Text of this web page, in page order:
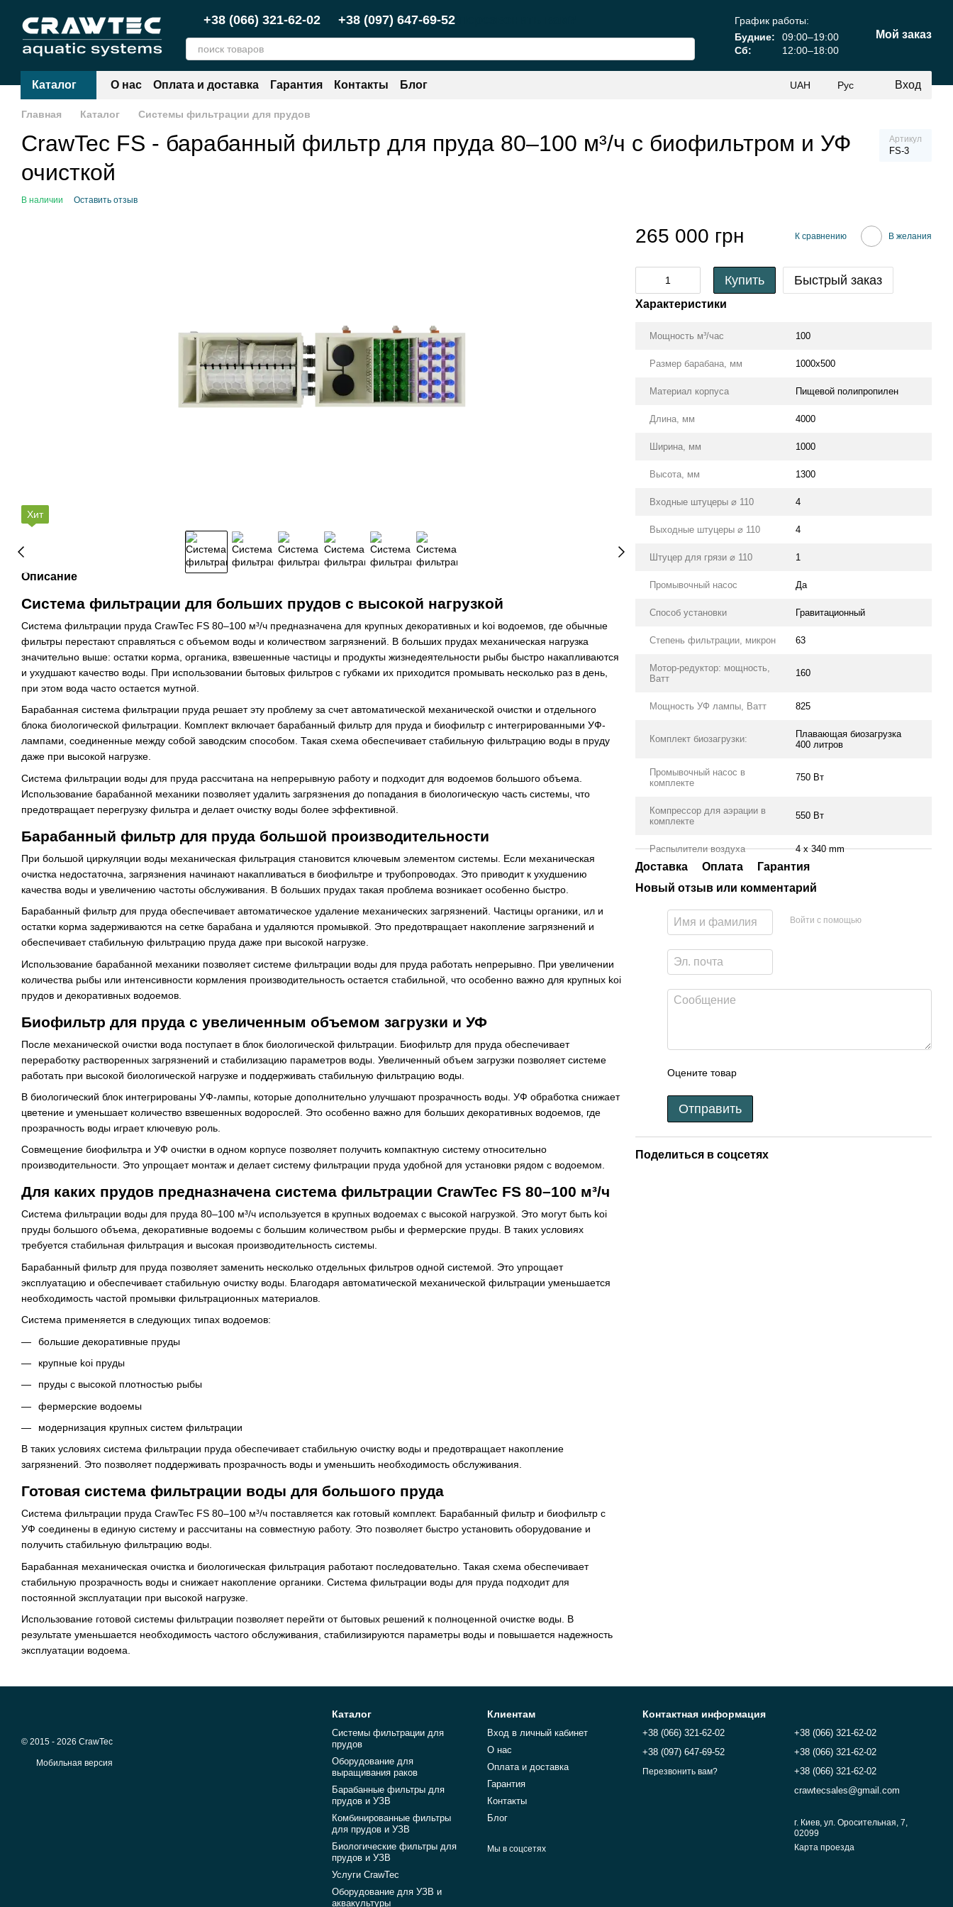
+38 (066) 321-62-02 +38 (097) 647-69-52
График работы:
Будние:
09:00–19:00
Сб:
12:00–18:00
Мой заказ
Каталог О нас Оплата и доставка Гарантия Контакты Блог UAH Рус Вход
Главная Каталог Системы фильтрации для прудов
CrawTec FS - барабанный фильтр для пруда 80–100 м³/ч с биофильтром и УФ
очисткой
Артикул
FS-3
В наличии Оставить отзыв
Хит
Описание
Система фильтрации для больших прудов с высокой нагрузкой
Система фильтрации пруда CrawTec FS 80–100 м³/ч предназначена для крупных декоративных и koi водоемов, где обычные
фильтры перестают справляться с объемом воды и количеством загрязнений. В больших прудах механическая нагрузка
значительно выше: остатки корма, органика, взвешенные частицы и продукты жизнедеятельности рыбы быстро накапливаются
и ухудшают качество воды. При использовании бытовых фильтров с губками их приходится промывать несколько раз в день,
при этом вода часто остается мутной.
Барабанная система фильтрации пруда решает эту проблему за счет автоматической механической очистки и отдельного
блока биологической фильтрации. Комплект включает барабанный фильтр для пруда и биофильтр с интегрированными УФ-
лампами, соединенные между собой заводским способом. Такая схема обеспечивает стабильную фильтрацию воды в пруду
даже при высокой нагрузке.
Система фильтрации воды для пруда рассчитана на непрерывную работу и подходит для водоемов большого объема.
Использование барабанной механики позволяет удалить загрязнения до попадания в биологическую часть системы, что
предотвращает перегрузку фильтра и делает очистку воды более эффективной.
Барабанный фильтр для пруда большой производительности
При большой циркуляции воды механическая фильтрация становится ключевым элементом системы. Если механическая
очистка недостаточна, загрязнения начинают накапливаться в биофильтре и трубопроводах. Это приводит к ухудшению
качества воды и увеличению частоты обслуживания. В больших прудах такая проблема возникает особенно быстро.
Барабанный фильтр для пруда обеспечивает автоматическое удаление механических загрязнений. Частицы органики, ил и
остатки корма задерживаются на сетке барабана и удаляются промывкой. Это предотвращает накопление загрязнений и
обеспечивает стабильную фильтрацию пруда даже при высокой нагрузке.
Использование барабанной механики позволяет системе фильтрации воды для пруда работать непрерывно. При увеличении
количества рыбы или интенсивности кормления производительность остается стабильной, что особенно важно для крупных koi
прудов и декоративных водоемов.
Биофильтр для пруда с увеличенным объемом загрузки и УФ
После механической очистки вода поступает в блок биологической фильтрации. Биофильтр для пруда обеспечивает
переработку растворенных загрязнений и стабилизацию параметров воды. Увеличенный объем загрузки позволяет системе
работать при высокой биологической нагрузке и поддерживать стабильную фильтрацию воды.
В биологический блок интегрированы УФ-лампы, которые дополнительно улучшают прозрачность воды. УФ обработка снижает
цветение и уменьшает количество взвешенных водорослей. Это особенно важно для больших декоративных водоемов, где
прозрачность воды играет ключевую роль.
Совмещение биофильтра и УФ очистки в одном корпусе позволяет получить компактную систему относительно
производительности. Это упрощает монтаж и делает систему фильтрации пруда удобной для установки рядом с водоемом.
Для каких прудов предназначена система фильтрации CrawTec FS 80–100 м³/ч
Система фильтрации воды для пруда 80–100 м³/ч используется в крупных водоемах с высокой нагрузкой. Это могут быть koi
пруды большого объема, декоративные водоемы с большим количеством рыбы и фермерские пруды. В таких условиях
требуется стабильная фильтрация и высокая производительность системы.
Барабанный фильтр для пруда позволяет заменить несколько отдельных фильтров одной системой. Это упрощает
эксплуатацию и обеспечивает стабильную очистку воды. Благодаря автоматической механической фильтрации уменьшается
необходимость частой промывки фильтрационных материалов.
Система применяется в следующих типах водоемов:
большие декоративные пруды
крупные koi пруды
пруды с высокой плотностью рыбы
фермерские водоемы
модернизация крупных систем фильтрации
В таких условиях система фильтрации пруда обеспечивает стабильную очистку воды и предотвращает накопление
загрязнений. Это позволяет поддерживать прозрачность воды и уменьшить необходимость обслуживания.
Готовая система фильтрации воды для большого пруда
Система фильтрации пруда CrawTec FS 80–100 м³/ч поставляется как готовый комплект. Барабанный фильтр и биофильтр с
УФ соединены в единую систему и рассчитаны на совместную работу. Это позволяет быстро установить оборудование и
получить стабильную фильтрацию воды.
Барабанная механическая очистка и биологическая фильтрация работают последовательно. Такая схема обеспечивает
стабильную прозрачность воды и снижает накопление органики. Система фильтрации воды для пруда подходит для
постоянной эксплуатации при высокой нагрузке.
Использование готовой системы фильтрации позволяет перейти от бытовых решений к полноценной очистке воды. В
результате уменьшается необходимость частого обслуживания, стабилизируются параметры воды и повышается надежность
эксплуатации водоема.
265 000 грн К сравнению В желания
Купить Быстрый заказ
Характеристики
Мощность м³/час 100
Размер барабана, мм 1000x500
Материал корпуса Пищевой полипропилен
Длина, мм 4000
Ширина, мм 1000
Высота, мм 1300
Входные штуцеры ⌀ 110 4
Выходные штуцеры ⌀ 110 4
Штуцер для грязи ⌀ 110 1
Промывочный насос Да
Способ установки Гравитационный
Степень фильтрации, микрон 63
Мотор-редуктор: мощность,
Ватт
160
Мощность УФ лампы, Ватт 825
Комплект биозагрузки:
Плавающая биозагрузка
400 литров
Промывочный насос в
комплекте
750 Вт
Компрессор для аэрации в
комплекте
550 Вт
Распылители воздуха 4 x 340 mm
Доставка Оплата
Гарантия
Новый отзыв или комментарий
Войти с помощью
Оцените товар
Отправить
Поделиться в соцсетях
© 2015 - 2026 CrawTec
Мобильная версия
Каталог
Системы фильтрации для
прудов
Оборудование для
выращивания раков
Барабанные фильтры для
прудов и УЗВ
Комбинированные фильтры
для прудов и УЗВ
Биологические фильтры для
прудов и УЗВ
Услуги CrawTec
Оборудование для УЗВ и
аквакультуры
Клиентам
Вход в личный кабинет
О нас
Оплата и доставка
Гарантия
Контакты
Блог
Мы в соцсетях
Контактная информация
+38 (066) 321-62-02
+38 (097) 647-69-52
Перезвонить вам?
+38 (066) 321-62-02
+38 (066) 321-62-02
+38 (066) 321-62-02
crawtecsales@gmail.com
г. Киев, ул. Оросительная, 7,
02099
Карта проезда